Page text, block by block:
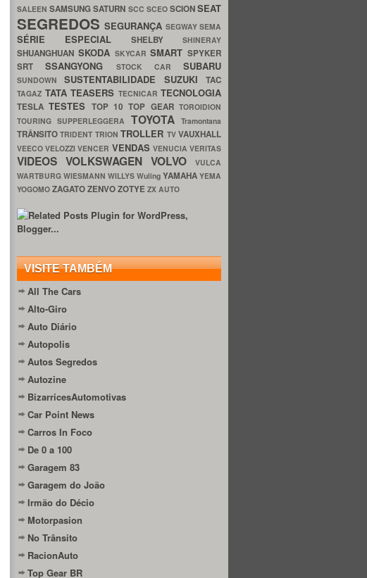
SALEENSAMSUNGSATURN SCC SCEO SCIONSEAT
SEGREDOSSEGURANÇA SEGWAYSEMA
SÉRIE ESPECIAL SHELBY SHINERAY
SHUANGHUAN SKODA SKYCARSMART SPYKER
SRTSSANGYONG STOCK CAR SUBARU
SUNDOWNSUSTENTABILIDADE SUZUKITAC
TAGAZ TATA TEASERS TECNICAR TECNOLOGIA
TESLATESTES TOP 10TOP GEARTOROIDION
TOURING SUPPERLEGGERA TOYOTATramontana
TRÂNSITOTRIDENT TRIONTROLLER TVVAUXHALL
VEECOVELOZZIVENCER VENDAS VENUCIAVERITAS
VIDEOS VOLKSWAGEN VOLVO
VULCA
WARTBURG WIESMANN WILLYS Wuling YAMAHA YEMA
YOGOMO ZAGATOZENVOZOTYE ZX AUTO
VISITE TAMBÉM
All The Cars
Alto-Giro
Auto Diário
Autopolis
Autos Segredos
Autozine
BizarricesAutomotivas
Car Point News
Carros In Foco
De 0 a 100
Garagem 83
Garagem do João
Irmão do Décio
Motorpasion
No Trânsito
RacionAuto
Top Gear BR